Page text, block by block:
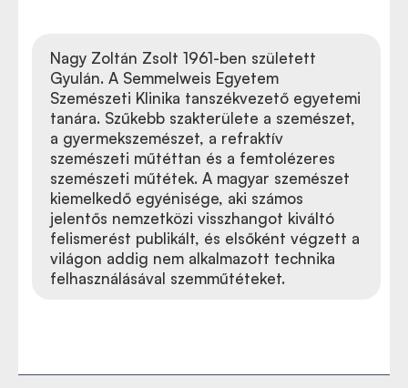
Nagy Zoltán Zsolt 1961-ben született
Gyulán. A Semmelweis Egyetem
Szemészeti Klinika tanszékvezető egyetemi
tanára. Szűkebb szakterülete a szemészet,
a gyermekszemészet, a refraktív
szemészeti műtéttan és a femtolézeres
szemészeti műtétek. A magyar szemészet
kiemelkedő egyénisége, aki számos
jelentős nemzetközi visszhangot kiváltó
felismerést publikált, és elsőként végzett a
világon addig nem alkalmazott technika
felhasználásával szemműtéteket.